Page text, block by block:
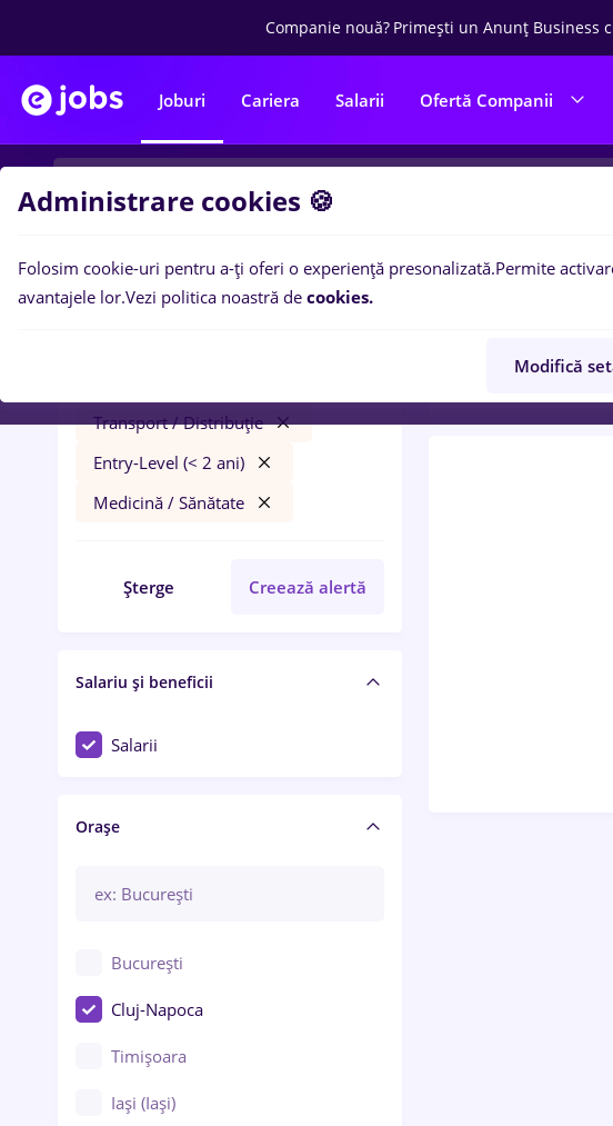
Companie nouă? Primești un Anunț Business
Joburi Cariera Salarii Ofertă Companii
Filtre
Transport / Distribuție
Entry-Level (< 2 ani)
Medicină / Sănătate
Șterge Creează alertă
Salariu și beneficii
Salarii
Orașe
București
Cluj-Napoca
Timișoara
Iași (Iași)
0locuri de
Administrare cookies 🍪
Folosim cookie-uri pentru a-ți oferi o experiență presonalizată.Permite
avantajele lor.Vezi politica noastră de cookies.
Modifică